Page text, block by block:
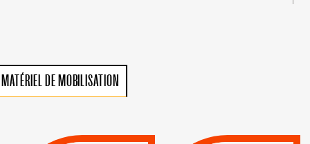
MATÉRIEL DE MOBILISATION